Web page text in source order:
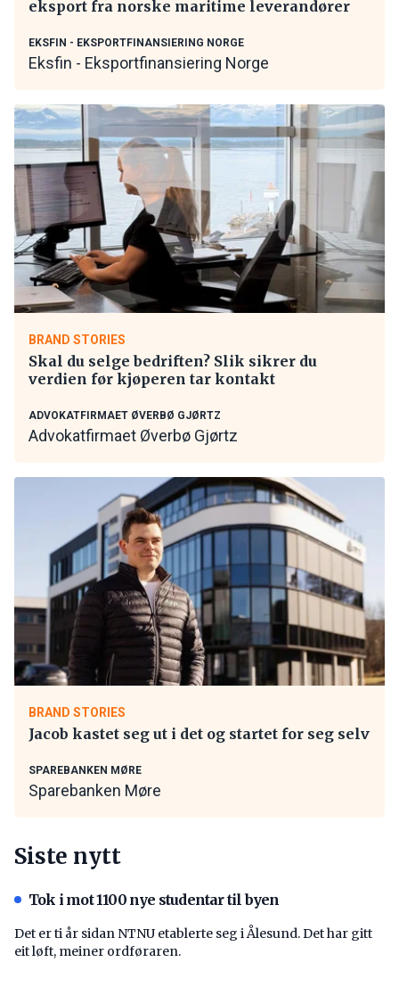
eksport fra norske maritime leverandører
EKSFIN - EKSPORTFINANSIERING NORGE
Eksfin - Eksportfinansiering Norge
BRAND STORIES
Skal du selge bedriften? Slik sikrer du
verdien før kjøperen tar kontakt
ADVOKATFIRMAET ØVERBØ GJØRTZ
Advokatfirmaet Øverbø Gjørtz
BRAND STORIES
Jacob kastet seg ut i det og startet for seg selv
SPAREBANKEN MØRE
Sparebanken Møre
Siste nytt
Tok i mot 1100 nye studentar til byen
Det er ti år sidan NTNU etablerte seg i Ålesund. Det har gitt
eit løft, meiner ordføraren.